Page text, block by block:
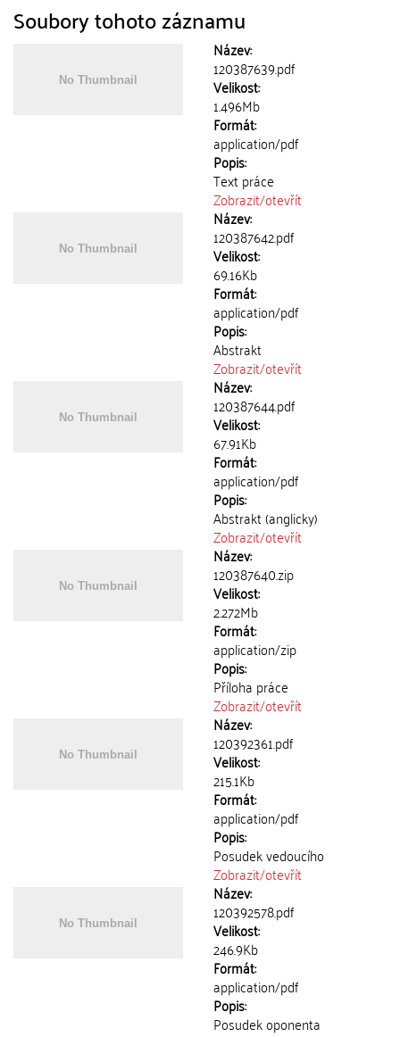
Soubory tohoto záznamu
Název:
120387639.pdf
Velikost:
1.496Mb
Formát:
application/pdf
Popis:
Text práce
Zobrazit/otevřít
Název:
120387642.pdf
Velikost:
69.16Kb
Formát:
application/pdf
Popis:
Abstrakt
Zobrazit/otevřít
Název:
120387644.pdf
Velikost:
67.91Kb
Formát:
application/pdf
Popis:
Abstrakt (anglicky)
Zobrazit/otevřít
Název:
120387640.zip
Velikost:
2.272Mb
Formát:
application/zip
Popis:
Příloha práce
Zobrazit/otevřít
Název:
120392361.pdf
Velikost:
215.1Kb
Formát:
application/pdf
Popis:
Posudek vedoucího
Zobrazit/otevřít
Název:
120392578.pdf
Velikost:
246.9Kb
Formát:
application/pdf
Popis:
Posudek oponenta